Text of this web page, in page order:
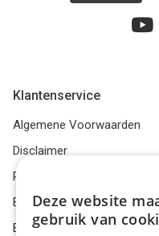
Klantenservice
Algemene Voorwaarden
Disclaimer
Privacybeleid
Bestelling herroepen
Betalingsmiddelen
Deze website
gebruik van